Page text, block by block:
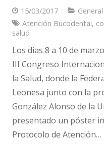
15/03/2017
General
Atención Bucodental,
salud
Los dias 8 a 10 de
III Congreso
la Salud, donde la
Leonesa junto con la
González Alonso de la
presentado un póster
Protocolo de Atención…